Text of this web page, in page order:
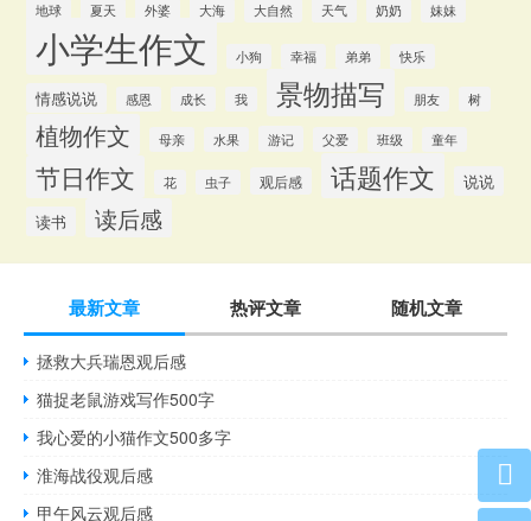
地球
夏天 外婆 大海 大自然 天气 奶奶 妹妹
小学生作文 小狗 幸福 弟弟 快乐
情感说说 感恩 成长 我 景物描写 朋友 树
植物作文 母亲 水果 游记 父爱 班级 童年
节日作文 花 虫子 观后感 话题作文
说说
读书
读后感
最新文章 热评文章 随机文章
拯救大兵瑞恩观后感
猫捉老鼠游戏写作500字
我心爱的小猫作文500多字
淮海战役观后感
甲午风云观后感